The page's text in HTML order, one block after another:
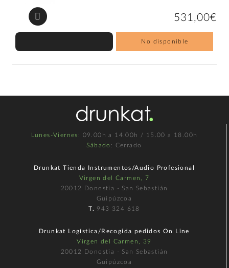
531,00€
No disponible
Lunes-Viernes : 09.00h a 14.00h / 15.00 a 18.00h
Sábado : Cerrado
Drunkat Tienda Instrumentos/Audio Profesional
Virgen del Carmen, 7
20012 Donostia - San Sebastián
Guipúzcoa
T. 943 324 618
Drunkat Logística/Recogida pedidos On Line
Virgen del Carmen, 39
20012 Donostia - San Sebastián
Guipúzcoa